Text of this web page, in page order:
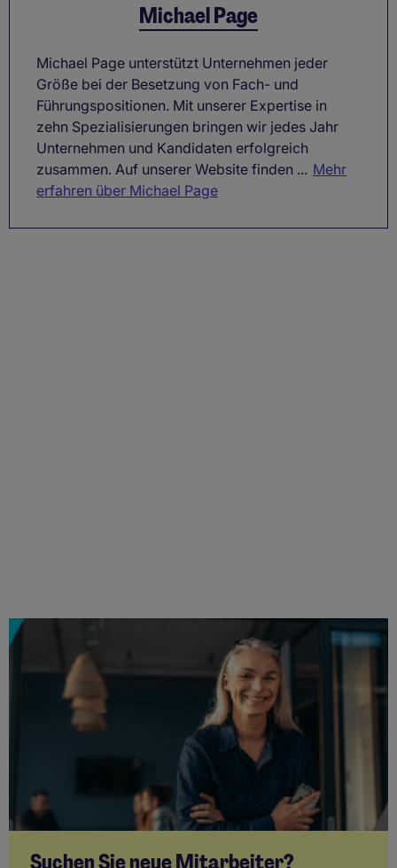
Michael Page
Michael Page unterstützt Unternehmen jeder
Größe bei der Besetzung von Fach- und
Führungspositionen. Mit unserer Expertise in
zehn Spezialisierungen bringen wir jedes Jahr
Unternehmen und Kandidaten erfolgreich
zusammen. Auf unserer Website finden ... Mehr
erfahren über Michael Page
Suchen Sie neue Mitarbeiter?